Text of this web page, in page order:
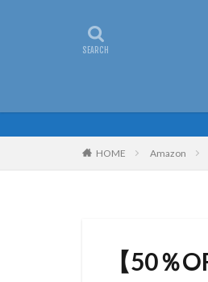
HOME Amazon
【50％